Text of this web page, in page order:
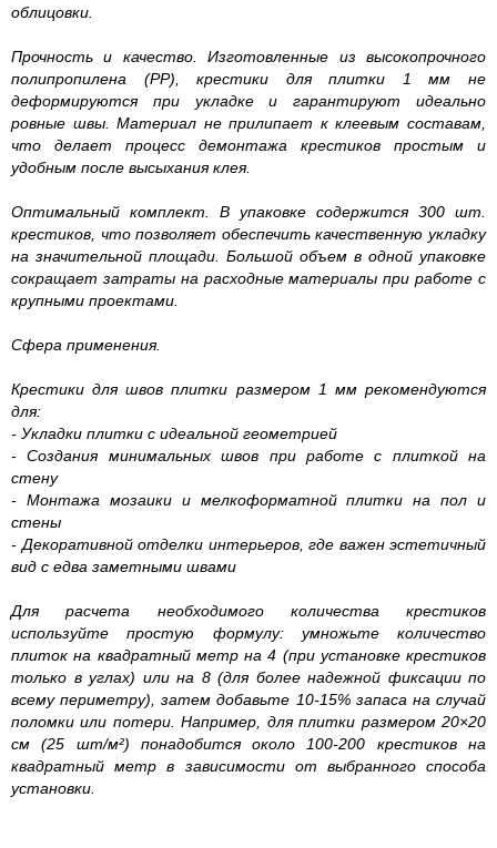
облицовки.
Прочность и качество.Изготовленные из высокопрочного
полипропилена (PP), крестики для плитки 1 мм не
деформируются при укладке и гарантируют идеально
ровные швы. Материал не прилипает к клеевым составам,
что делает процесс демонтажа крестиков простым и
удобным после высыхания клея.
Оптимальный комплект. В упаковке содержится 300 шт.
крестиков, что позволяет обеспечить качественную укладку
на значительной площади. Большой объем в одной упаковке
сокращает затраты на расходные материалы при работе с
крупными проектами.
Сфера применения.
Крестики для швов плитки размером 1 мм рекомендуются
для:
- Укладки плитки с идеальной геометрией
- Создания минимальных швов при работе с плиткой на
стену
- Монтажа мозаики и мелкоформатной плитки на пол и
стены
- Декоративной отделки интерьеров, где важен эстетичный
вид с едва заметными швами
Для расчета необходимого количества крестиков
используйте простую формулу: умножьте количество
плиток на квадратный метр на 4 (при установке крестиков
только в углах) или на 8 (для более надежной фиксации по
всему периметру), затем добавьте 10-15% запаса на случай
поломки или потери. Например, для плитки размером 20×20
см (25 шт/м²) понадобится около 100-200 крестиков на
квадратный метр в зависимости от выбранного способа
установки.